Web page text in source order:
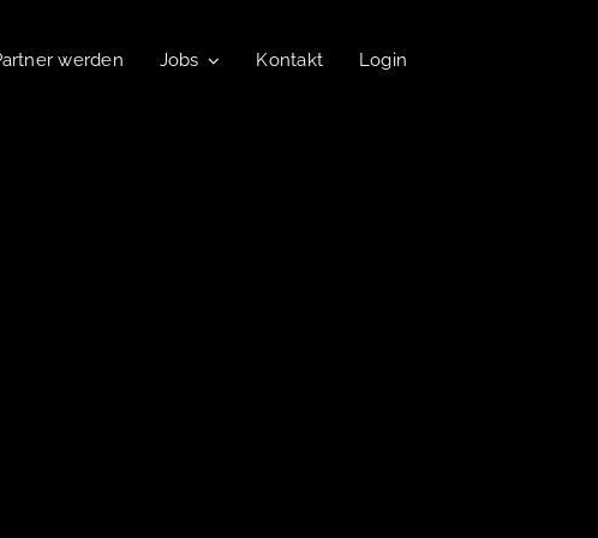
werden Jobs Kontakt Login